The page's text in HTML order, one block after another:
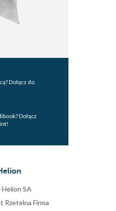
Dołącz do
Dołącz
SA
Rzetelna Firma